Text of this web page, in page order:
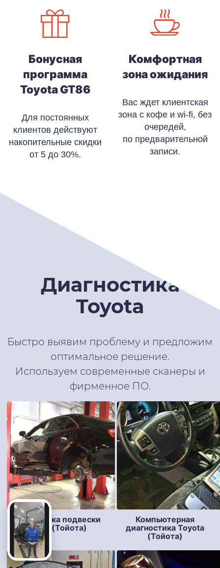
Бонусная
программа
Toyota GT86
Для постоянных
клиентов действуют
накопительные скидки
от 5 до 30%.
Комфортная
зона ожидания
Вас ждет клиентская
зона с кофе и wi-fi, без
очередей,
по предварительной
записи.
Диагностика
Toyota
Быстро выявим проблему и предложим
оптимальное решение.
Используем современные сканеры и
фирменное ПО.
Диагностика подвески
Toyota (Тойота)
Компьютерная
диагностика Toyota
(Тойота)